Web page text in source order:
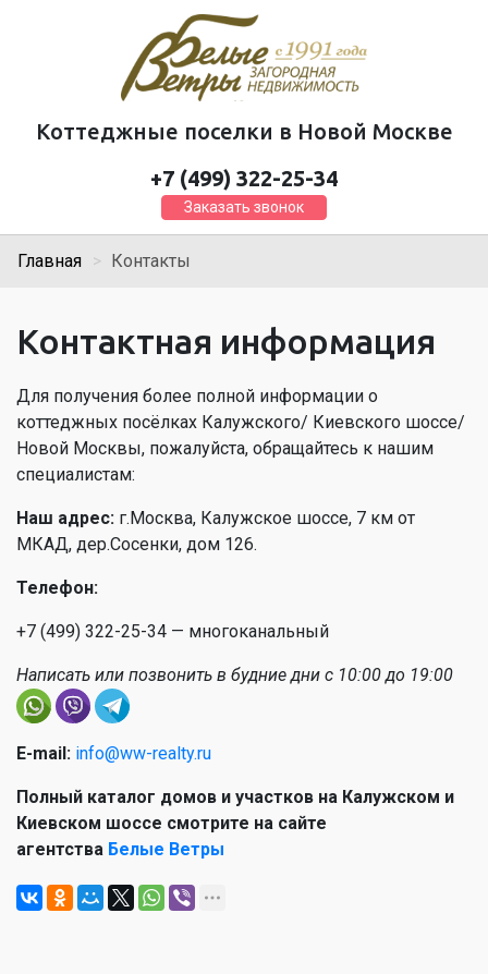
Коттеджные поселки в Новой Москве
+7 (499) 322-25-34
Заказать звонок
Главная Контакты
Контактная информация
Для получения более полной информации о
коттеджных посёлках Калужского/ Киевского шоссе/
Новой Москвы, пожалуйста, обращайтесь к нашим
специалистам:
Наш адрес: г.Москва, Калужское шоссе, 7 км от
МКАД, дер.Сосенки, дом 126.
Телефон:
+7 (499) 322-25-34 — многоканальный
Написать или позвонить в будние дни с 10:00 до 19:00
E-mail: info@ww-realty.ru
Полный каталог домов и участков на Калужском и
Киевском шоссе смотрите на сайте
агентства Белые Ветры